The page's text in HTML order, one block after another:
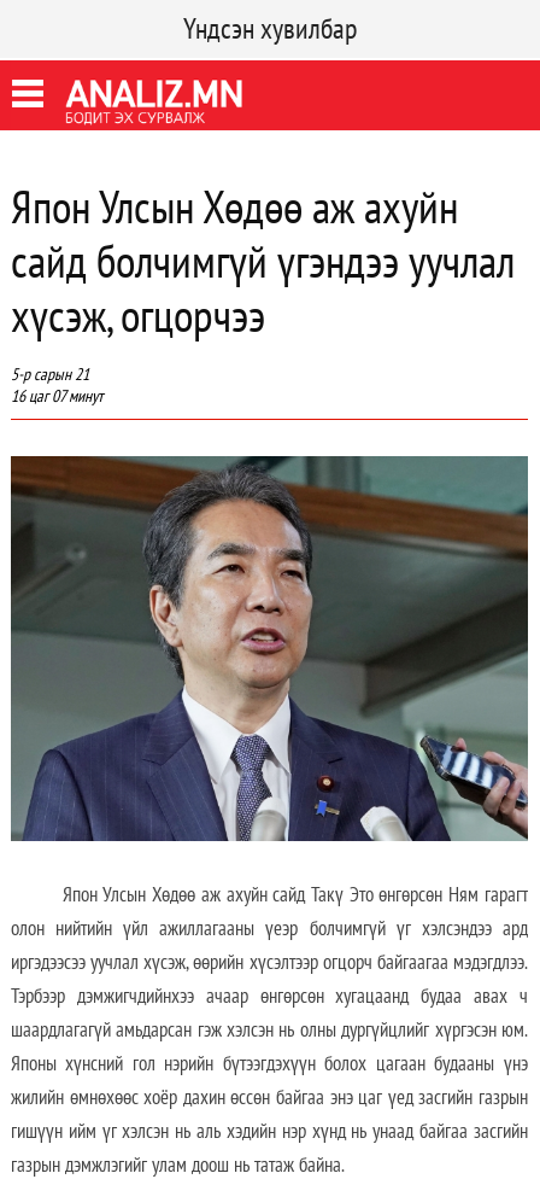
Үндсэн хувилбар
Япон Улсын Хөдөө аж ахуйн
сайд болчимгүй үгэндээ уучлал
хүсэж, огцорчээ
5-р сарын 21
16 цаг 07 минут
Япон Улсын Хөдөө аж ахуйн сайд Такү Это өнгөрсөн Ням гарагт
олон нийтийн үйл ажиллагааны үеэр болчимгүй үг хэлсэндээ ард
иргэдээсээ уучлал хүсэж, өөрийн хүсэлтээр огцорч байгаагаа мэдэгдлээ.
Тэрбээр дэмжигчдийнхээ ачаар өнгөрсөн хугацаанд будаа авах ч
шаардлагагүй амьдарсан гэж хэлсэн нь олны дургүйцлийг хүргэсэн юм.
Японы хүнсний гол нэрийн бүтээгдэхүүн болох цагаан будааны үнэ
жилийн өмнөхөөс хоёр дахин өссөн байгаа энэ цаг үед засгийн газрын
гишүүн ийм үг хэлсэн нь аль хэдийн нэр хүнд нь унаад байгаа засгийн
газрын дэмжлэгийг улам доош нь татаж байна.